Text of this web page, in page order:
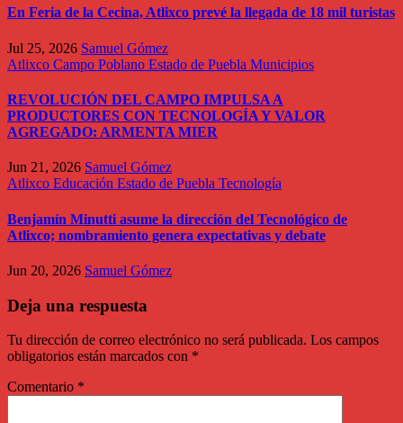
En Feria de la Cecina, Atlixco prevé la llegada de 18 mil turistas
Jul 25, 2026 Samuel Gómez
Atlixco Campo Poblano Estado de Puebla Municipios
REVOLUCIÓN DEL CAMPO IMPULSA A
PRODUCTORES CON TECNOLOGÍA Y VALOR
AGREGADO: ARMENTA MIER
Jun 21, 2026 Samuel Gómez
Atlixco Educación Estado de Puebla Tecnología
Benjamín Minutti asume la dirección del Tecnológico de
Atlixco; nombramiento genera expectativas y debate
Jun 20, 2026 Samuel Gómez
Deja una respuesta
Tu dirección de correo electrónico no será publicada. Los campos
obligatorios están marcados con *
Comentario *